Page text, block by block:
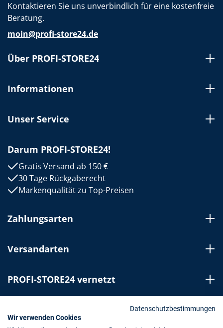
Kontaktieren Sie uns unverbindlich für eine kostenfreie
Beratung.
moin@profi-store24.de
Über PROFI-STORE24
Informationen
Unser Service
Darum PROFI-STORE24!
Gratis Versand ab 150 €
30 Tage Rückgaberecht
Markenqualität zu Top-Preisen
Zahlungsarten
Versandarten
PROFI-STORE24 vernetzt
Bestellung widerrufenDatenschutzbestimmungen
Wir verwenden Cookies